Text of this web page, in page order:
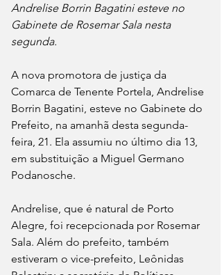
Andrelise Borrin Bagatini esteve no
Gabinete de Rosemar Sala nesta
segunda.
A nova promotora de justiça da
Comarca de Tenente Portela, Andrelise
Borrin Bagatini, esteve no Gabinete do
Prefeito, na amanhã desta segunda-
feira, 21. Ela assumiu no último dia 13,
em substituição a Miguel Germano
Podanosche.
Andrelise, que é natural de Porto
Alegre, foi recepcionada por Rosemar
Sala. Além do prefeito, também
estiveram o vice-prefeito, Leônidas